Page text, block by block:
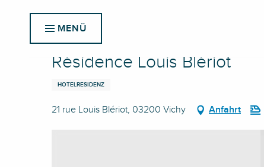
MENÜ
Startseite Résidence Louis Blériot
Résidence Louis Blériot
HOTELRESIDENZ
21 rue Louis Blériot, 03200 Vichy Anfahrt